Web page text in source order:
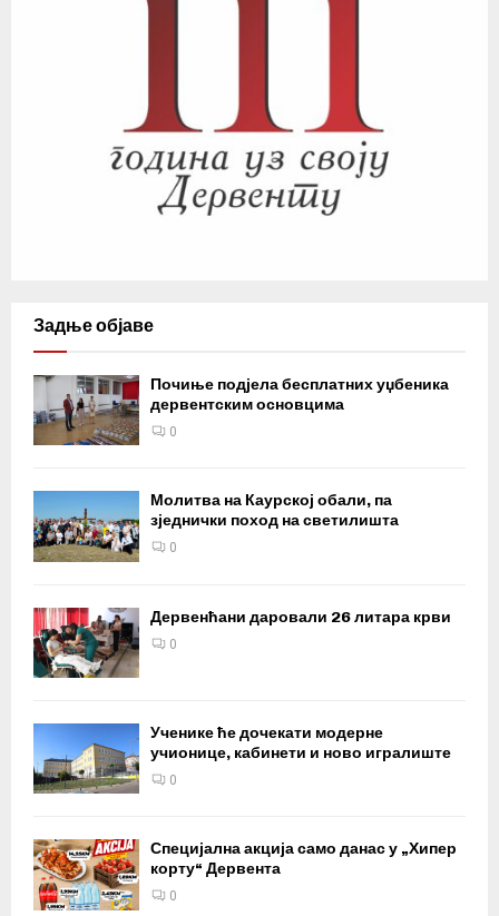
Задње објаве
Почиње подјела бесплатних уџбеника
дервентским основцима
0
Молитва на Каурској обали, па
зједнички поход на светилишта
0
Дервенћани даровали 26 литара крви
0
Ученике ће дочекати модерне
учионице, кабинети и ново игралиште
0
Специјална акција само данас у „Хипер
корту“ Дервента
0